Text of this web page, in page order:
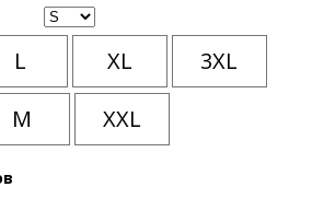
L XL
3XL
M
XXL